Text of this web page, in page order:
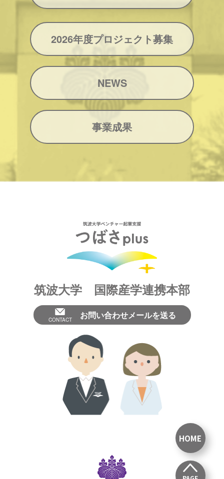
2026年度プロジェクト募集
NEWS
事業成果
筑波大学 国際産学連携本部
CONTACT お問い合わせメールを送る
HOME